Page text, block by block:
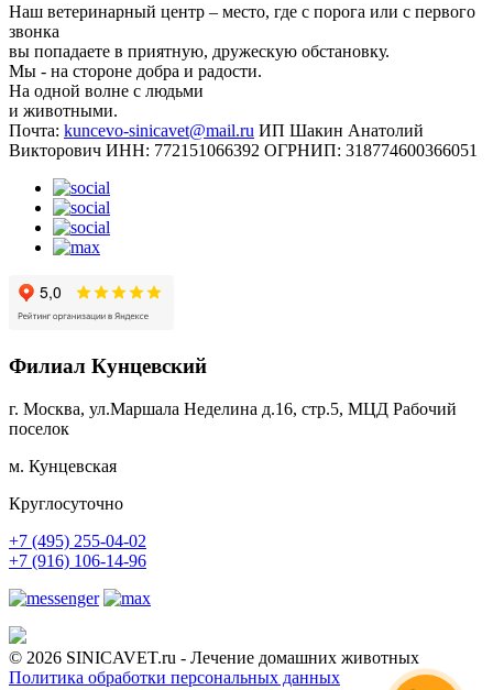
Наш ветеринарный центр – место, где с порога или с первого
звонка
вы попадаете в приятную, дружескую обстановку.
Мы - на стороне добра и радости.
На одной волне с людьми
и животными.
Почта: kuncevo-sinicavet@mail.ru ИП Шакин Анатолий
Викторович ИНН: 772151066392 ОГРНИП: 318774600366051
Филиал Кунцевский
г. Москва, ул.Маршала Неделина д.16, стр.5, МЦД Рабочий
поселок
м. Кунцевская
Круглосуточно
+7 (495) 255-04-02
+7 (916) 106-14-96
© 2026 SINICAVET.ru - Лечение домашних животных
Политика обработки персональных данных